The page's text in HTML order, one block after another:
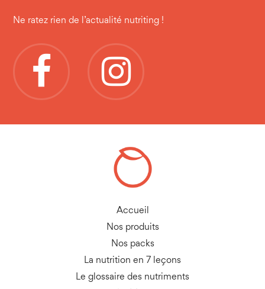
Ne ratez rien de l’actualité nutriting !
Accueil
Nos produits
Nos packs
La nutrition en 7 leçons
Le glossaire des nutriments